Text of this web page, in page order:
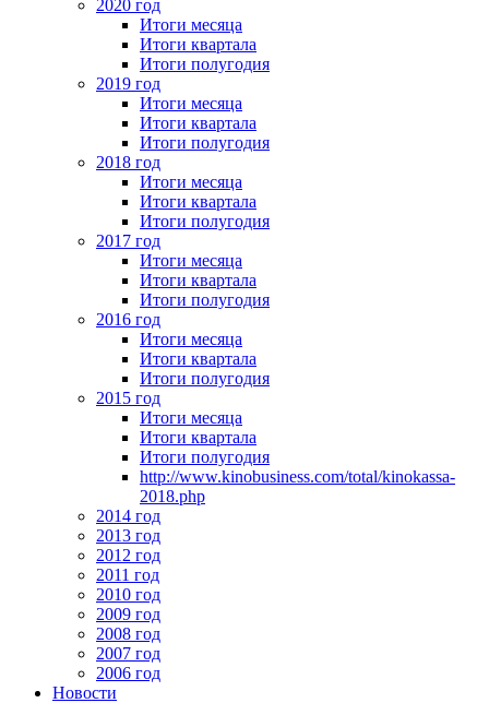
2020 год
Итоги месяца
Итоги квартала
Итоги полугодия
2019 год
Итоги месяца
Итоги квартала
Итоги полугодия
2018 год
Итоги месяца
Итоги квартала
Итоги полугодия
2017 год
Итоги месяца
Итоги квартала
Итоги полугодия
2016 год
Итоги месяца
Итоги квартала
Итоги полугодия
2015 год
Итоги месяца
Итоги квартала
Итоги полугодия
http://www.kinobusiness.com/total/kinokassa-
2018.php
2014 год
2013 год
2012 год
2011 год
2010 год
2009 год
2008 год
2007 год
2006 год
Новости